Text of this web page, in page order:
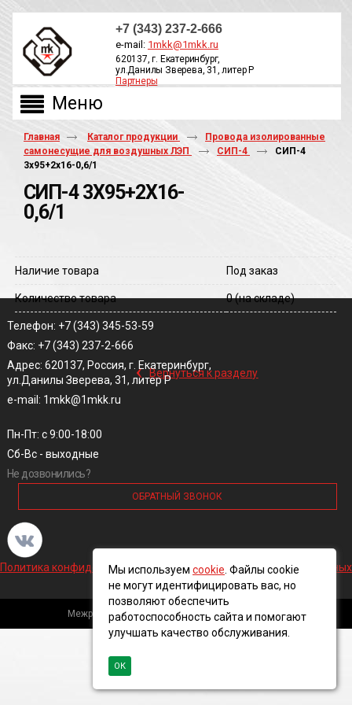
+7 (343) 237-2-666
e-mail: 1mkk@1mkk.ru
620137, г. Екатеринбург,
ул.Данилы Зверева, 31, литер Р
Партнеры
Главная Каталог продукции
Провода изолированные
самонесущие для воздушных ЛЭП
СИП-4
СИП-4
3х95+2х16-0,6/1
СИП-4 3Х95+2Х16-
0,6/1
Наличие товара Под заказ
Количество товара 0(на складе)
‹ Вернуться к разделу
Телефон: +7 (343) 345-53-59
Факс: +7 (343) 237-2-666
Адрес: 620137, Россия, г. Екатеринбург,
ул.Данилы Зверева, 31, литер Р
e-mail: 1mkk@1mkk.ru
Пн-Пт: с 9:00-18:00
Сб-Вс - выходные
Не дозвонились?
ОБРАТНЫЙ ЗВОНОК
Политика конфиденциальности и обработки персональных данных
Межрегиональная кабельная компания, 2016 ©
Мы используем cookie . Файлы cookie
не могут идентифицировать вас, но
позволяют обеспечить
работоспособность сайта и помогают
улучшать качество обслуживания.
ОК